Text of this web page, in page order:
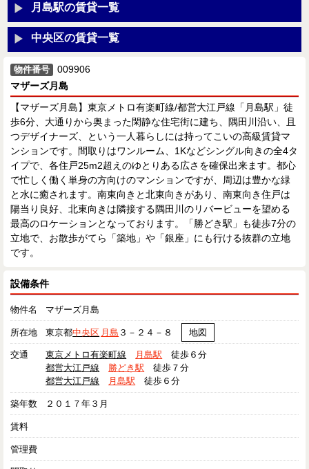
月島駅の賃貸一覧
中央区の賃貸一覧
物件番号
009906
マザーズ月島
【マザーズ月島】東京メトロ有楽町線/都営大江戸線「月島駅」徒
歩6分、大通りから奥まった閑静な住宅街に建ち、隅田川沿い、且
つデザイナーズ、という一人暮らしには持ってこいの高級賃貸マ
ンションです。間取りはワンルーム、1Kなどシングル向きの全4タ
イプで、各住戸25m2超えのゆとりある広さを確保出来ます。都心
で忙しく働く単身の方向けのマンションですが、周辺は豊かな緑
と水に癒されます。南東向きと北東向きがあり、南東向き住戸は
陽当り良好、北東向きは隣接する隅田川のリバービューを望める
最高のロケーションとなっております。「勝どき駅」も徒歩7分の
立地で、お散歩がてら「築地」や「銀座」にも行ける抜群の立地
です。
設備条件
物件名 マザーズ月島
所在地 東京都中央区 月島 ３－２４－８ 地図
交通 東京メトロ有楽町線 月島駅 徒歩６分
都営大江戸線
勝どき駅 徒歩７分
都営大江戸線
月島駅 徒歩６分
築年数 ２０１７年３月
賃料
管理費